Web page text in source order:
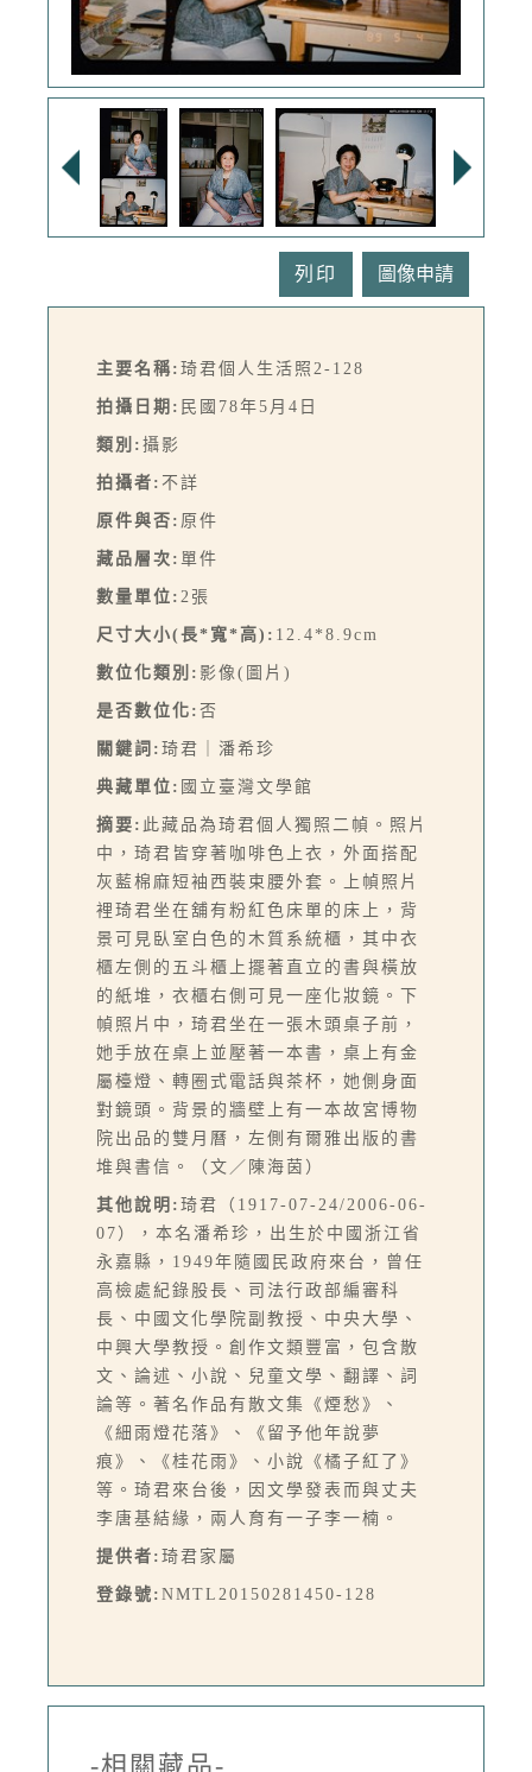
列印
主要名稱: 琦君個人生活照2-128
拍攝日期: 民國78年5月4日
類別: 攝影
拍攝者: 不詳
原件與否: 原件
藏品層次: 單件
數量單位: 2張
尺寸大小(長*寬*高): 12.4*8.9cm
數位化類別: 影像(圖片)
是否數位化: 否
關鍵詞: 琦君｜潘希珍
典藏單位: 國立臺灣文學館
摘要: 此藏品為琦君個人獨照二幀。照片
中，琦君皆穿著咖啡色上衣，外面搭配
灰藍棉麻短袖西裝束腰外套。上幀照片
裡琦君坐在舖有粉紅色床單的床上，背
景可見臥室白色的木質系統櫃，其中衣
櫃左側的五斗櫃上擺著直立的書與橫放
的紙堆，衣櫃右側可見一座化妝鏡。下
幀照片中，琦君坐在一張木頭桌子前，
她手放在桌上並壓著一本書，桌上有金
屬檯燈、轉圈式電話與茶杯，她側身面
對鏡頭。背景的牆壁上有一本故宮博物
院出品的雙月曆，左側有爾雅出版的書
堆與書信。（文／陳海茵）
其他說明: 琦君（1917-07-24/2006-06-
07），本名潘希珍，出生於中國浙江省
永嘉縣，1949年隨國民政府來台，曾任
高檢處紀錄股長、司法行政部編審科
長、中國文化學院副教授、中央大學、
中興大學教授。創作文類豐富，包含散
文、論述、小說、兒童文學、翻譯、詞
論等。著名作品有散文集《煙愁》、
《細雨燈花落》、《留予他年說夢
痕》、《桂花雨》、小說《橘子紅了》
等。琦君來台後，因文學發表而與丈夫
李唐基結緣，兩人育有一子李一楠。
提供者: 琦君家屬
登錄號: NMTL20150281450-128
-相關藏品-